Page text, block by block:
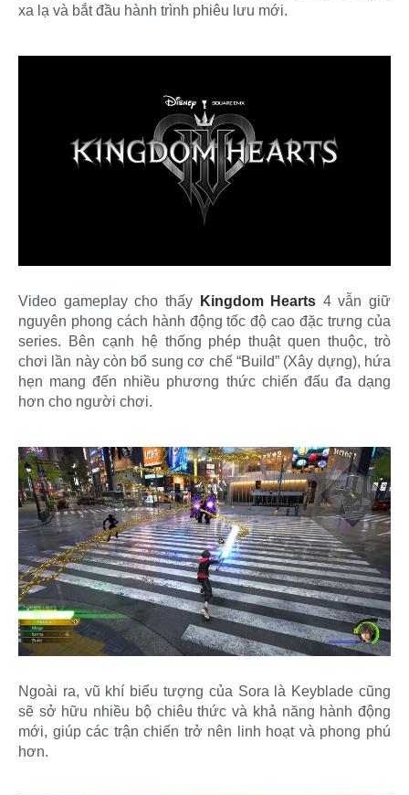
xa lạ và bắt đầu hành trình phiêu lưu mới.
Video gameplay cho thấy Kingdom Hearts 4 vẫn giữ
nguyên phong cách hành động tốc độ cao đặc trưng của
series. Bên cạnh hệ thống phép thuật quen thuộc, trò
chơi lần này còn bổ sung cơ chế “Build” (Xây dựng), hứa
hẹn mang đến nhiều phương thức chiến đấu đa dạng
hơn cho người chơi.
Ngoài ra, vũ khí biểu tượng của Sora là Keyblade cũng
sẽ sở hữu nhiều bộ chiêu thức và khả năng hành động
mới, giúp các trận chiến trở nên linh hoạt và phong phú
hơn.